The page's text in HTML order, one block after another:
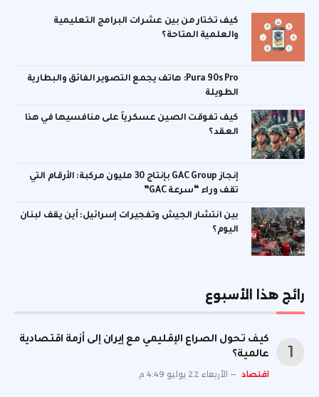
كيف تختار من بين عشرات البرامج التعليمية
والعلمية المتاحة؟
Pura 90s Pro: هاتف يجمع التصوير الفائق والبطارية
الطويلة
كيف تفوقت الصين عسكرياً على منافسيها في هذا
العقد؟
إنجاز GAC Group بإنتاج 30 مليون مركبة: الأرقام التي
تقف وراء “سرعة GAC”
بين انتشار الجيش وتفجيرات إسرائيل: أين يقف لبنان
اليوم؟
رائج هذا الأسبوع
كيف تحول الصراع الإقليمي مع إيران إلى أزمة اقتصادية
عالمية؟
اقتصاد الأربعاء 22 يوليو 4:49 م